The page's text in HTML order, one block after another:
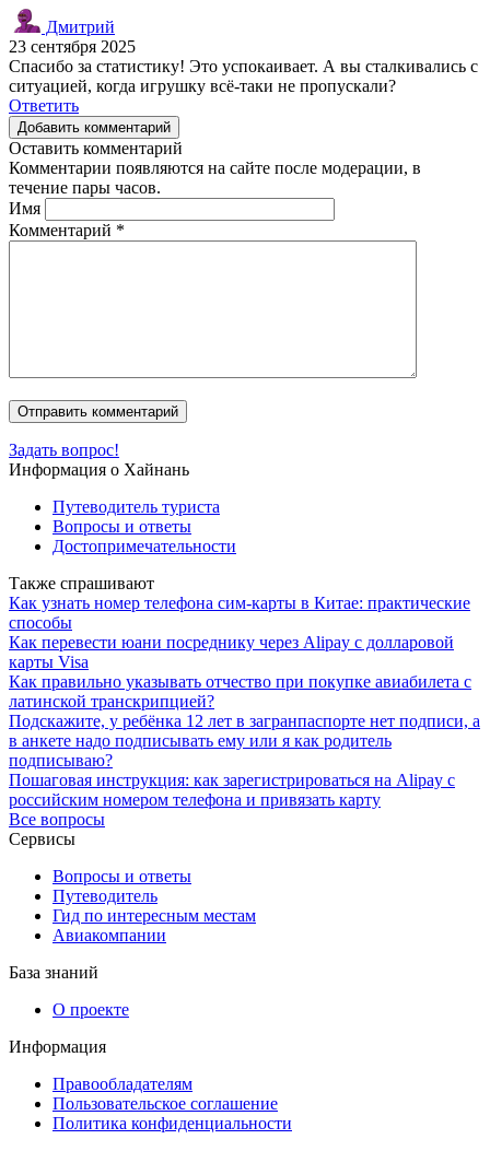
Дмитрий
23 сентября 2025
Спасибо за статистику! Это успокаивает. А вы сталкивались с
ситуацией, когда игрушку всё-таки не пропускали?
Ответить
Добавить комментарий
Оставить комментарий
Комментарии появляются на сайте после модерации, в
течение пары часов.
Имя
Комментарий *
Задать вопрос!
Информация о Хайнань
Путеводитель туриста
Вопросы и ответы
Достопримечательности
Также спрашивают
Как узнать номер телефона сим-карты в Китае: практические
способы
Как перевести юани посреднику через Alipay с долларовой
карты Visa
Как правильно указывать отчество при покупке авиабилета с
латинской транскрипцией?
Подскажите, у ребёнка 12 лет в загранпаспорте нет подписи, а
в анкете надо подписывать ему или я как родитель
подписываю?
Пошаговая инструкция: как зарегистрироваться на Alipay с
российским номером телефона и привязать карту
Все вопросы
Сервисы
Вопросы и ответы
Путеводитель
Гид по интересным местам
Авиакомпании
База знаний
О проекте
Информация
Правообладателям
Пользовательское соглашение
Политика конфиденциальности